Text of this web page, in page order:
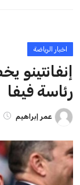
منافس قوي يتمتع
من فرص استمراره في